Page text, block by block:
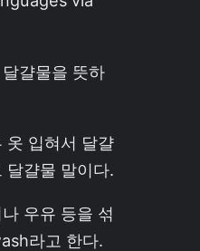
걀물을 뜻하
옷 입혀서 달걀
달걀물 말이다.
우유 등을 섞
라고 한다.